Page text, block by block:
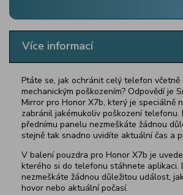
Více informací
Ptáte se, jak ochránit celý telefon včetně
mechanickým poškozením? Odpovědí je
Mirror pro Honor X7b, který je speciálně
zabránil jakémukoliv poškození telefonu.
přednímu panelu nezmeškáte žádnou
stejně tak snadno uvidíte aktuální čas a
V balení pouzdra pro Honor X7b je
kterého si do telefonu stáhnete aplikaci.
nezmeškáte žádnou důležitou událost,
hovor nebo aktuální počasí.